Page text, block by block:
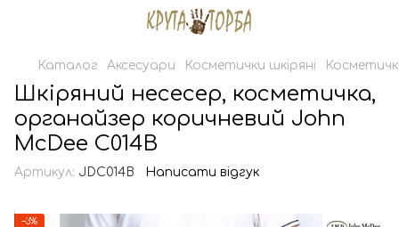
Каталог Аксесуари Косметички шкіряні
Шкіряний несесер, косметичка,
органайзер коричневий John
McDee C014B
Артикул: JDC014B Написати відгук
−3%